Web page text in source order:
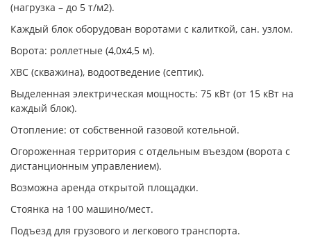
(нагрузка – до 5 т/м2).
Каждый блок оборудован воротами с калиткой, сан. узлом.
Ворота: роллетные (4,0х4,5 м).
ХВС (скважина), водоотведение (септик).
Выделенная электрическая мощность: 75 кВт (от 15 кВт на
каждый блок).
Отопление: от собственной газовой котельной.
Огороженная территория с отдельным въездом (ворота с
дистанционным управлением).
Возможна аренда открытой площадки.
Стоянка на 100 машино/мест.
Подъезд для грузового и легкового транспорта.